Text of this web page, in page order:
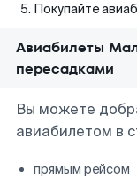
Покупайте
Авиабилеты
пересадками
Вы можете
авиабилетом в
прямым рейсом